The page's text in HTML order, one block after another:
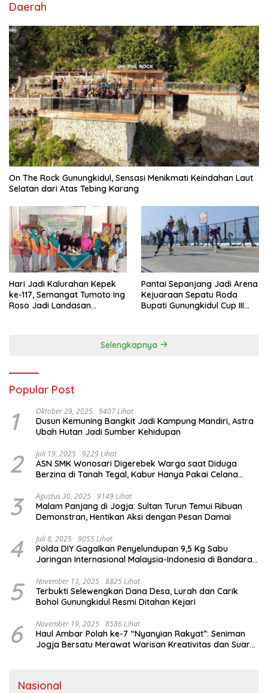
Daerah
On The Rock Gunungkidul, Sensasi Menikmati Keindahan Laut
Selatan dari Atas Tebing Karang
Hari Jadi Kalurahan Kepek
ke-117, Semangat Tumoto Ing
Roso Jadi Landasan
Pantai Sepanjang Jadi Arena
Kejuaraan Sepatu Roda
Bupati Gunungkidul Cup III
Selengkapnya
Popular Post
1 Oktober 29, 2025 9407 Lihat
Dusun Kemuning Bangkit Jadi Kampung Mandiri, Astra
Ubah Hutan Jadi Sumber Kehidupan
2 Juli 19, 2025 9229 Lihat
ASN SMK Wonosari Digerebek Warga saat Diduga
Berzina di Tanah Tegal, Kabur Hanya Pakai Celana
3 Agustus 30, 2025 9149 Lihat
Malam Panjang di Jogja: Sultan Turun Temui Ribuan
Demonstran, Hentikan Aksi dengan Pesan Damai
4 Juli 8, 2025 9055 Lihat
Polda DIY Gagalkan Penyelundupan 9,5 Kg Sabu
Jaringan Internasional Malaysia-Indonesia di Bandara
5 November 13, 2025 8825 Lihat
Terbukti Selewengkan Dana Desa, Lurah dan Carik
Bohol Gunungkidul Resmi Ditahan Kejari
6 November 19, 2025 8586 Lihat
Haul Ambar Polah ke-7 “Nyanyian Rakyat”: Seniman
Jogja Bersatu Merawat Warisan Kreativitas dan Suara
Nasional